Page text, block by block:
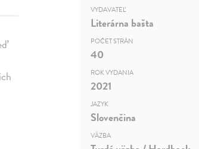
VYDAVATEĽ
Literárna bašta
POČET STRÁN
40
ROK VYDANIA
2021
JAZYK
Slovenčina
VÄZBA